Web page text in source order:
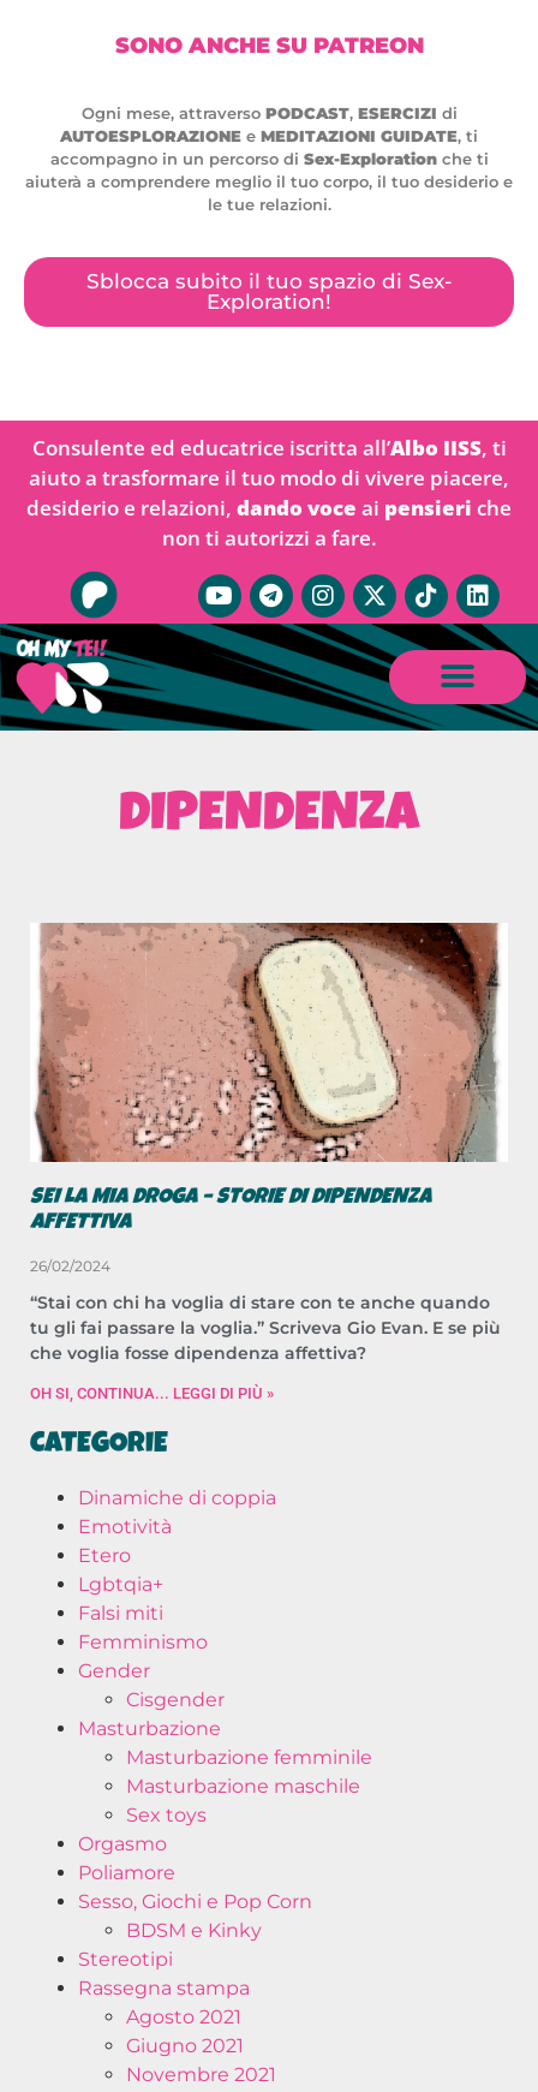
SONO ANCHE SU PATREON
Ogni mese, attraverso PODCAST, ESERCIZI di
AUTOESPLORAZIONE e MEDITAZIONI GUIDATE, ti
accompagno in un percorso di Sex-Explorationche ti
aiuterà a comprendere meglio il tuo corpo, il tuo desiderio e
le tue relazioni.
Sblocca subito il tuo spazio di Sex-
Exploration!
Consulente ed educatrice iscritta all’Albo IISS, ti
aiuto a trasformare il tuo modo di vivere piacere,
desiderio e relazioni, dando voce ai pensieri che
non ti autorizzi a fare.
DIPENDENZA
SEI LA MIA DROGA – STORIE DI DIPENDENZA
AFFETTIVA
26/02/2024
“Stai con chi ha voglia di stare con te anche quando
tu gli fai passare la voglia.” Scriveva Gio Evan. E se più
che voglia fosse dipendenza affettiva?
OH SI, CONTINUA... LEGGI DI PIÙ »
CATEGORIE
Dinamiche di coppia
Emotività
Etero
Lgbtqia+
Falsi miti
Femminismo
Gender
Cisgender
Masturbazione
Masturbazione femminile
Masturbazione maschile
Sex toys
Orgasmo
Poliamore
Sesso, Giochi e Pop Corn
BDSM e Kinky
Stereotipi
Rassegna stampa
Agosto 2021
Giugno 2021
Novembre 2021